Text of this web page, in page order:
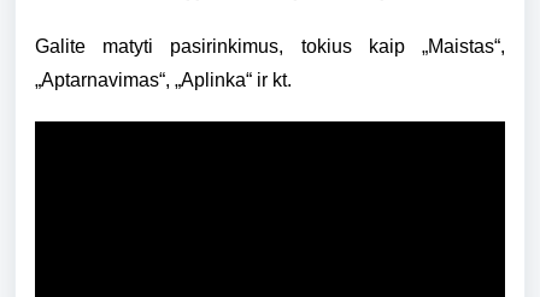
Galite matyti pasirinkimus, tokius kaip „Maistas“,
„Aptarnavimas“, „Aplinka“ ir kt.